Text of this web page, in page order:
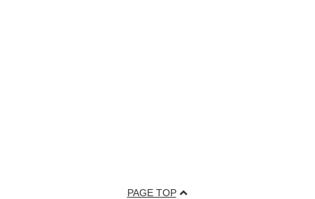
PAGE TOP